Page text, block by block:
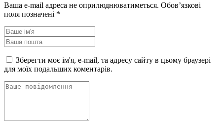
Ваша e-mail адреса не оприлюднюватиметься. Обов’язкові
поля позначені *
Зберегти моє ім'я, e-mail, та адресу сайту в цьому браузері
для моїх подальших коментарів.